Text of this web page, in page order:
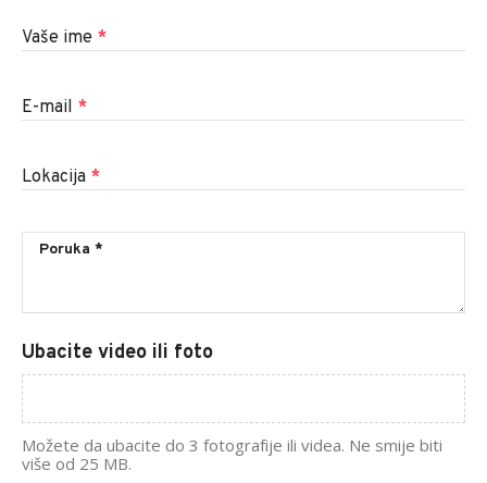
Vaše ime *
E-mail *
Lokacija *
Ubacite video ili foto
Možete da ubacite do 3 fotografije ili videa. Ne smije biti
više od 25 MB.